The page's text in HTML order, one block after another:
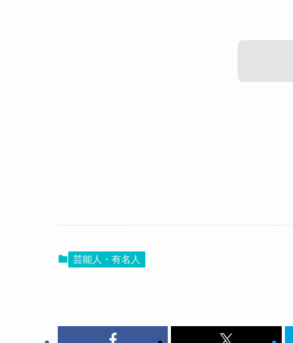
こちらは絹井愛佳さんのアー写です。
芸能人・有名人